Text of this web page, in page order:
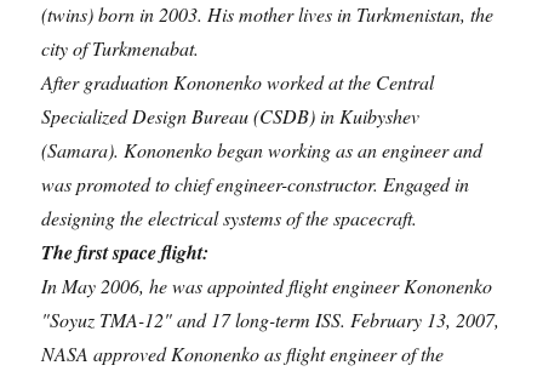
(twins) born in 2003. His mother lives in Turkmenistan, the
city of Turkmenabat.
After graduation Kononenko worked at the Central
Specialized Design Bureau (CSDB) in Kuibyshev
(Samara). Kononenko began working as an engineer and
was promoted to chief engineer-constructor. Engaged in
designing the electrical systems of the spacecraft.
The first space flight:
In May 2006, he was appointed flight engineer Kononenko
"Soyuz TMA-12" and 17 long-term ISS. February 13, 2007,
NASA approved Kononenko as flight engineer of the